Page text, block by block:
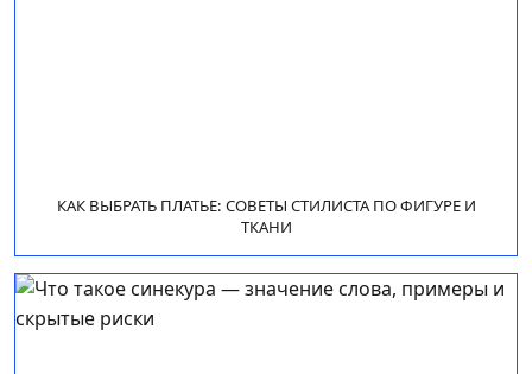
КАК ВЫБРАТЬ ПЛАТЬЕ: СОВЕТЫ СТИЛИСТА ПО ФИГУРЕ И
ТКАНИ